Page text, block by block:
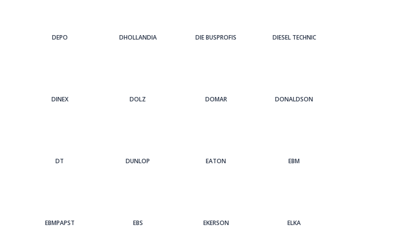
DEPO DHOLLANDIA DIE BUSPROFIS DIESEL TECHNIC
DINEX DOLZ DOMAR DONALDSON
DT DUNLOP EATON EBM
EBMPAPST EBS EKERSON ELKA